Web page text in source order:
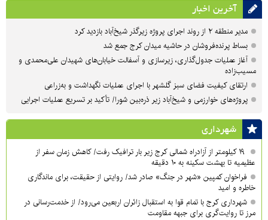
آخرین اخبار
مدیر منطقه ۲ از روند اجرای پروژه زیرگذر شیخ‌آباد بازدید کرد
بساط پرنده‌فروشان در حاشیه میدان کرج جمع شد
آغاز عملیات جدول‌گذاری، زیرسازی و آسفالت خیابان‌های شهیدان علی‌محمدی و
مسیب‌زاده
ارتقای کیفیت فضای سبز گلشهر با اجرای عملیات نگهداشت و به‌زراعی
پروژه‌های خوارزمی و شیخ‌آباد زیر ذره‌بین شورا/ تأکید بر تسریع عملیات اجرایی
شهرداری
۱۹ کیلومتر از آزادراه شمالی کرج زیر بار ترافیک رفت/ کاهش زمان سفر از
عظیمیه تا بهشت سکینه به ۱۰ دقیقه
فراخوان کمپین «شهر در جنگ» صادر شد/ روایتی از حقیقت، برای ماندگاری
خاطره و امید
شهرداری کرج با تمام قوا به استقبال زائران اربعین می‌رود/ از خدمت‌رسانی در
مرز تا روایت‌گری برای جبهه مقاومت